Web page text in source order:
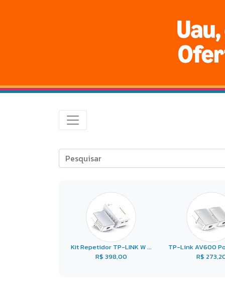
Kit Repetidor TP-LINK W ...
R$ 398,00
TP-Link AV600
R$